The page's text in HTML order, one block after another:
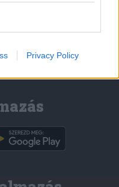
Privacy Policy